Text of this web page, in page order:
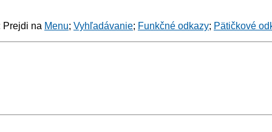
Prejdi na Menu; Vyhľadávanie; Funkčné odkazy; Pätičkové